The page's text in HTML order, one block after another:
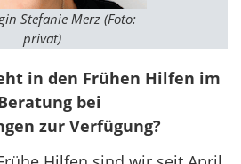
Stefanie Merz (Foto:
privat)
in den Frühen Hilfen im
bei
zur Verfügung?